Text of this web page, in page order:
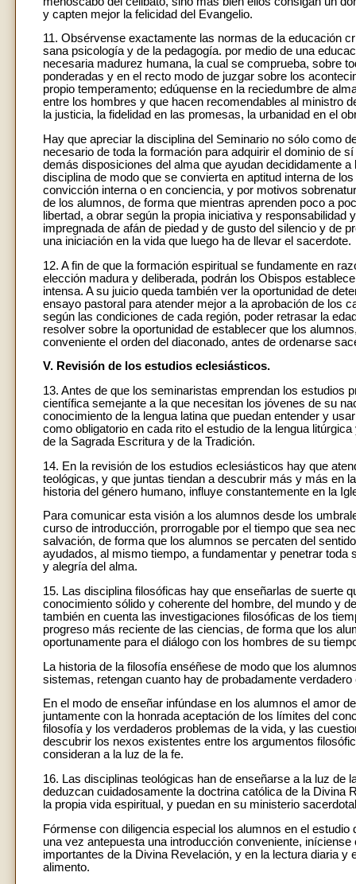
y capten mejor la felicidad del Evangelio.
11. Obsérvense exactamente las normas de la educación
sana psicología y de la pedagogía. por medio de una
necesaria madurez humana, la cual se comprueba, sobre
ponderadas y en el recto modo de juzgar sobre los
propio temperamento; edúquense en la reciedumbre de
entre los hombres y que hacen recomendables al ministro
la justicia, la fidelidad en las promesas, la urbanidad en el
Hay que apreciar la disciplina del Seminario no sólo como
necesario de toda la formación para adquirir el dominio de
demás disposiciones del alma que ayudan decididamente
disciplina de modo que se convierta en aptitud interna de
convicción interna o en conciencia, y por motivos
de los alumnos, de forma que mientras aprenden poco a
libertad, a obrar según la propia iniciativa y
impregnada de afán de piedad y de gusto del silencio y de
una iniciación en la vida que luego ha de llevar el sacerdote.
12. A fin de que la formación espiritual se fundamente en
elección madura y deliberada, podrán los Obispos
intensa. A su juicio queda también ver la oportunidad de
ensayo pastoral para atender mejor a la aprobación de los
según las condiciones de cada región, poder retrasar la
resolver sobre la oportunidad de establecer que los
conveniente el orden del diaconado, antes de ordenarse
V. Revisión de los estudios eclesiásticos.
13. Antes de que los seminaristas emprendan los estudios
científica semejante a la que necesitan los jóvenes de su
conocimiento de la lengua latina que puedan entender y
como obligatorio en cada rito el estudio de la lengua
de la Sagrada Escritura y de la Tradición.
14. En la revisión de los estudios eclesiásticos hay que
teológicas, y que juntas tiendan a descubrir más y más en
historia del género humano, influye constantemente en la
Para comunicar esta visión a los alumnos desde los
curso de introducción, prorrogable por el tiempo que sea
salvación, de forma que los alumnos se percaten del
ayudados, al mismo tiempo, a fundamentar y penetrar
y alegría del alma.
15. Las disciplina filosóficas hay que enseñarlas de suerte
conocimiento sólido y coherente del hombre, del mundo y
también en cuenta las investigaciones filosóficas de los
progreso más reciente de las ciencias, de forma que los
oportunamente para el diálogo con los hombres de su
La historia de la filosofía enséñese de modo que los
sistemas, retengan cuanto hay de probadamente
En el modo de enseñar infúndase en los alumnos el amor
juntamente con la honrada aceptación de los límites del
filosofía y los verdaderos problemas de la vida, y las
descubrir los nexos existentes entre los argumentos
consideran a la luz de la fe.
16. Las disciplinas teológicas han de enseñarse a la luz de
deduzcan cuidadosamente la doctrina católica de la Divina
la propia vida espiritual, y puedan en su ministerio
Fórmense con diligencia especial los alumnos en el
una vez antepuesta una introducción conveniente,
importantes de la Divina Revelación, y en la lectura diaria
alimento.